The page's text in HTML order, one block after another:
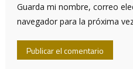
Guarda mi nombre, correo
navegador para la próxima